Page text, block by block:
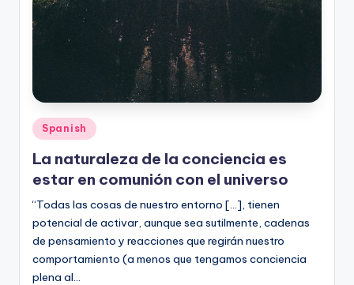
Posted
in
Spanish
La naturaleza de la conciencia es
estar en comunión con el universo
“Todas las cosas de nuestro entorno […], tienen
potencial de activar, aunque sea sutilmente, cadenas
de pensamiento y reacciones que regirán nuestro
comportamiento (a menos que tengamos conciencia
plena al…